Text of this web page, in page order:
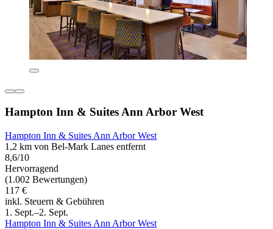
Hampton Inn & Suites Ann Arbor West
Hampton Inn & Suites Ann Arbor West
1,2 km von Bel-Mark Lanes entfernt
8,6/10
Hervorragend
(1.002 Bewertungen)
117 €
inkl. Steuern & Gebühren
1. Sept.–2. Sept.
Hampton Inn & Suites Ann Arbor West